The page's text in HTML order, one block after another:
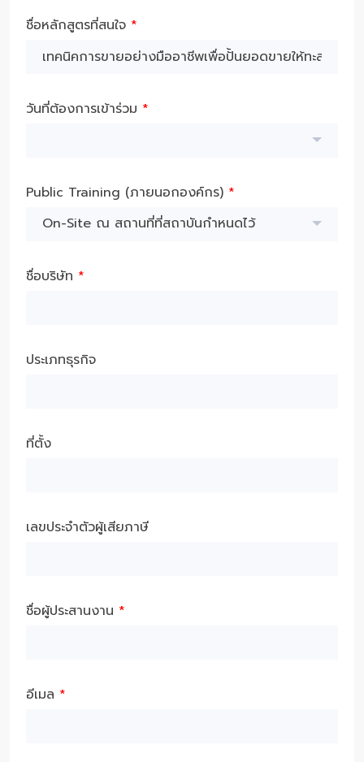
ชื่อหลักสูตรที่สนใจ *
วันที่ต้องการเข้าร่วม *
Public Training (ภายนอกองค์กร) *
On-Site ณ สถานที่ที่สถาบันกำหนดไว้
ชื่อบริษัท *
ประเภทธุรกิจ
ที่ตั้ง
เลขประจำตัวผู้เสียภาษี
ชื่อผู้ประสานงาน *
อีเมล *